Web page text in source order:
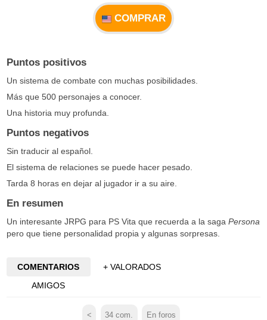
COMPRAR
Puntos positivos
Un sistema de combate con muchas posibilidades.
Más que 500 personajes a conocer.
Una historia muy profunda.
Puntos negativos
Sin traducir al español.
El sistema de relaciones se puede hacer pesado.
Tarda 8 horas en dejar al jugador ir a su aire.
En resumen
Un interesante JRPG para PS Vita que recuerda a la sagaPersona
pero que tiene personalidad propia y algunas sorpresas.
COMENTARIOS
+ VALORADOS
AMIGOS
< 34 com. En foros